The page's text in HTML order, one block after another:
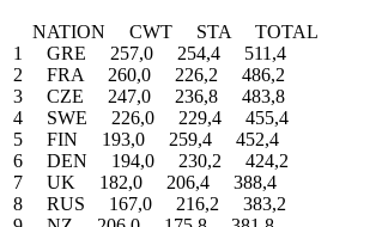
NATION CWT STA TOTAL
1 GRE 257,0 254,4 511,4
2 FRA 260,0 226,2 486,2
3 CZE 247,0 236,8 483,8
4 SWE 226,0 229,4 455,4
5 FIN 193,0 259,4 452,4
6 DEN 194,0 230,2 424,2
7 UK 182,0 206,4 388,4
8 RUS 167,0 216,2 383,2